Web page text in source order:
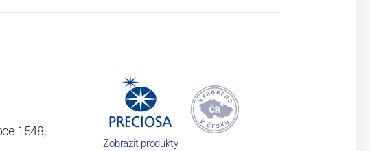
1548,
Zobrazit produkty